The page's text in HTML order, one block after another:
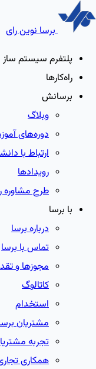
برسا نوین رای
پلتفرم سیستم ساز
راه‌کارها
برسانش
وبلاگ
دوره‌های
ارتباط با
رویدادها
طرح مشاوره
با برسا
درباره برسا
تماس با برسا
مجوزها و
کاتالوگ
استخدام
مشتریان
تجربه
همکاری